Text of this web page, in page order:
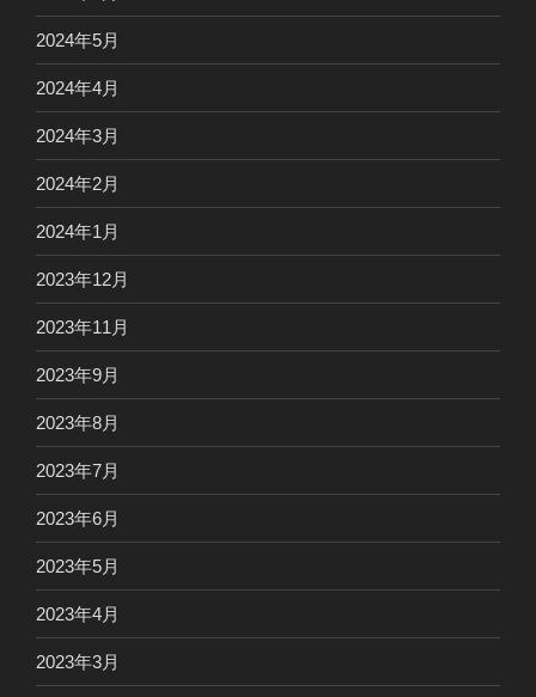
2024年5月
2024年4月
2024年3月
2024年2月
2024年1月
2023年12月
2023年11月
2023年9月
2023年8月
2023年7月
2023年6月
2023年5月
2023年4月
2023年3月